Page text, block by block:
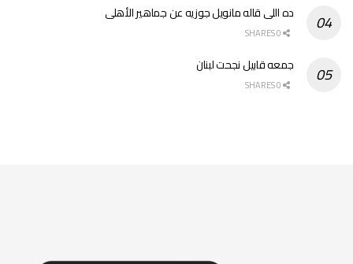
ده اللى قاله مانويل جوزيه عن جماهير الأهلى
جمعه قابيل نجحت لبنان